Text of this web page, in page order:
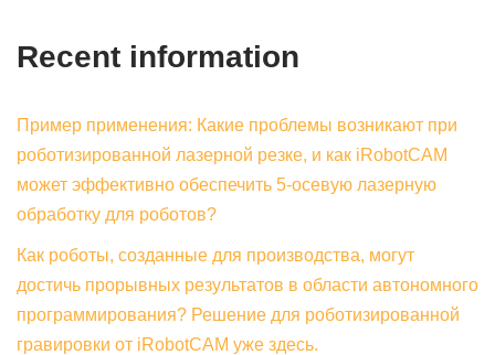
Recent information
Пример применения: Какие проблемы возникают при
роботизированной лазерной резке, и как iRobotCAM
может эффективно обеспечить 5-осевую лазерную
обработку для роботов?
Как роботы, созданные для производства, могут
достичь прорывных результатов в области автономного
программирования? Решение для роботизированной
гравировки от iRobotCAM уже здесь.